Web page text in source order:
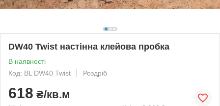
DW40 Twist настінна клейова пробка
В наявності
Код: BL DW40 Twist
Роздріб
618 ₴/кв.м